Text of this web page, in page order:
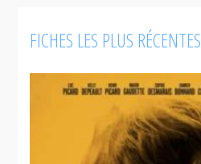
FICHES LES PLUS RÉCENTES